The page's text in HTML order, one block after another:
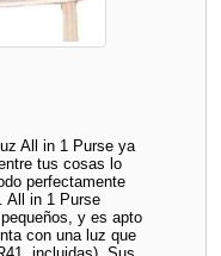
All in 1 Purse ya
tus cosas lo
perfectamente
All in 1 Purse
y es apto
con una luz que